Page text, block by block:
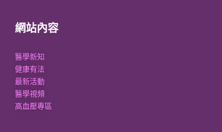
網站內容
醫學新知
健康有法
最新活動
醫學視頻
高血壓專區